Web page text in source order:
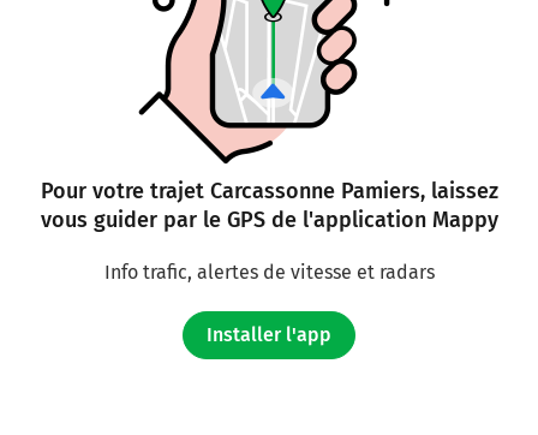
Pour votre trajet Carcassonne Pamiers, laissez
vous guider par le GPS de l'application Mappy
Info trafic, alertes de vitesse et radars
Installer l'app